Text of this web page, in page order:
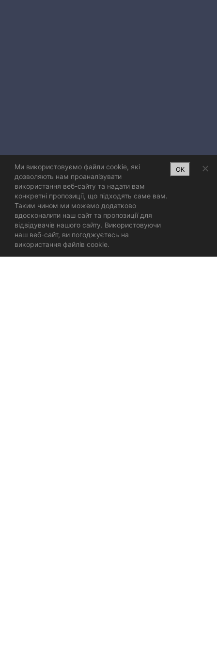
Ми використовуємо файли cookie, які
дозволяють нам проаналізувати
використання веб-сайту та надати вам
конкретні пропозиції, що підходять саме вам.
Таким чином ми можемо додатково
вдосконалити наш сайт та пропозиції для
відвідувачів нашого сайту. Використовуючи
наш веб-сайт, ви погоджуєтесь на
використання файлів cookie.
OK